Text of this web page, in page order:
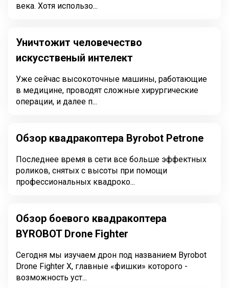
века. Хотя использо...
Уничтожит человечество
искусственый интелект
Уже сейчас высокоточные машины, работающие
в медицине, проводят сложные хирургические
операции, и далее п...
Обзор квадракоптера Byrobot Petrone
Последнее время в сети все больше эффектных
роликов, снятых с высоты при помощи
профессиональных квадроко...
Обзор боевого квадракоптера
BYROBOT Drone Fighter
Сегодня мы изучаем дрон под названием Byrobot
Drone Fighter X, главные «фишки» которого -
возможность уст...